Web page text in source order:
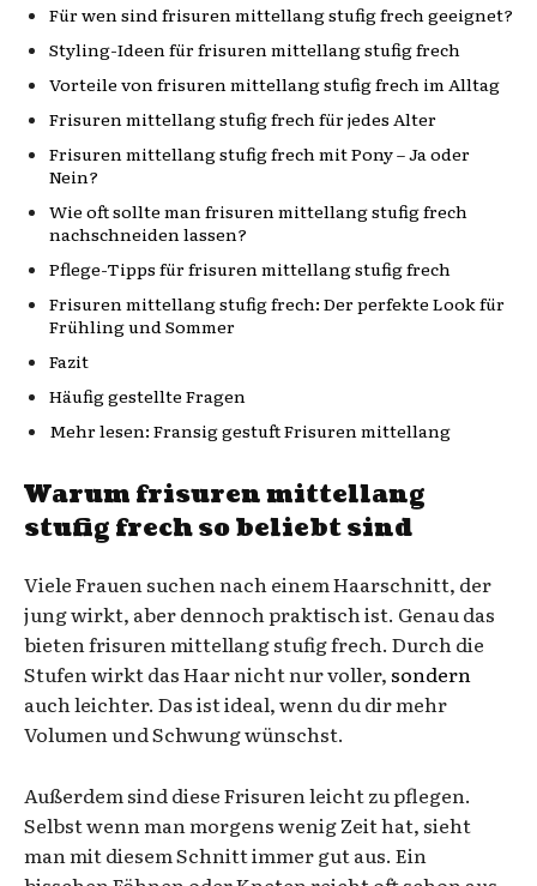
Für wen sind frisuren mittellang stufig frech geeignet?
Styling-Ideen für frisuren mittellang stufig frech
Vorteile von frisuren mittellang stufig frech im Alltag
Frisuren mittellang stufig frech für jedes Alter
Frisuren mittellang stufig frech mit Pony – Ja oder
Nein?
Wie oft sollte man frisuren mittellang stufig frech
nachschneiden lassen?
Pflege-Tipps für frisuren mittellang stufig frech
Frisuren mittellang stufig frech: Der perfekte Look für
Frühling und Sommer
Fazit
Häufig gestellte Fragen
Mehr lesen: Fransig gestuft Frisuren mittellang
Warum frisuren mittellang
stufig frech so beliebt sind
Viele Frauen suchen nach einem Haarschnitt, der
jung wirkt, aber dennoch praktisch ist. Genau das
bieten frisuren mittellang stufig frech. Durch die
Stufen wirkt das Haar nicht nur voller, sondern
auch leichter. Das ist ideal, wenn du dir mehr
Volumen und Schwung wünschst.
Außerdem sind diese Frisuren leicht zu pflegen.
Selbst wenn man morgens wenig Zeit hat, sieht
man mit diesem Schnitt immer gut aus. Ein